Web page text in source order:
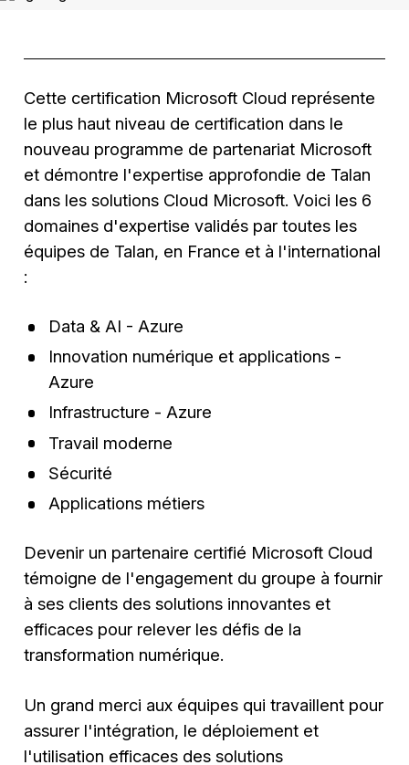
Cette certification Microsoft Cloud représente
le plus haut niveau de certification dans le
nouveau programme de partenariat Microsoft
et démontre l'expertise approfondie de Talan
dans les solutions Cloud Microsoft. Voici les 6
domaines d'expertise validés par toutes les
équipes de Talan, en France et à l'international
:
Data & AI - Azure
Innovation numérique et applications -
Azure
Infrastructure - Azure
Travail moderne
Sécurité
Applications métiers
Devenir un partenaire certifié Microsoft Cloud
témoigne de l'engagement du groupe à fournir
à ses clients des solutions innovantes et
efficaces pour relever les défis de la
transformation numérique.
Un grand merci aux équipes qui travaillent pour
assurer l'intégration, le déploiement et
l'utilisation efficaces des solutions